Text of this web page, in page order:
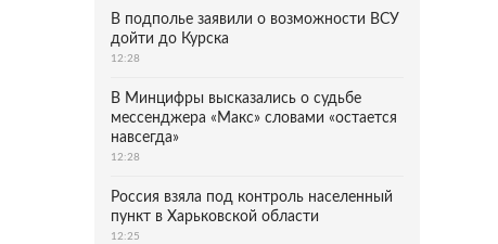
В подполье заявили о возможности ВСУ
дойти до Курска
12:28
В Минцифры высказались о судьбе
мессенджера «Макс» словами «остается
навсегда»
12:28
Россия взяла под контроль населенный
пункт в Харьковской области
12:25